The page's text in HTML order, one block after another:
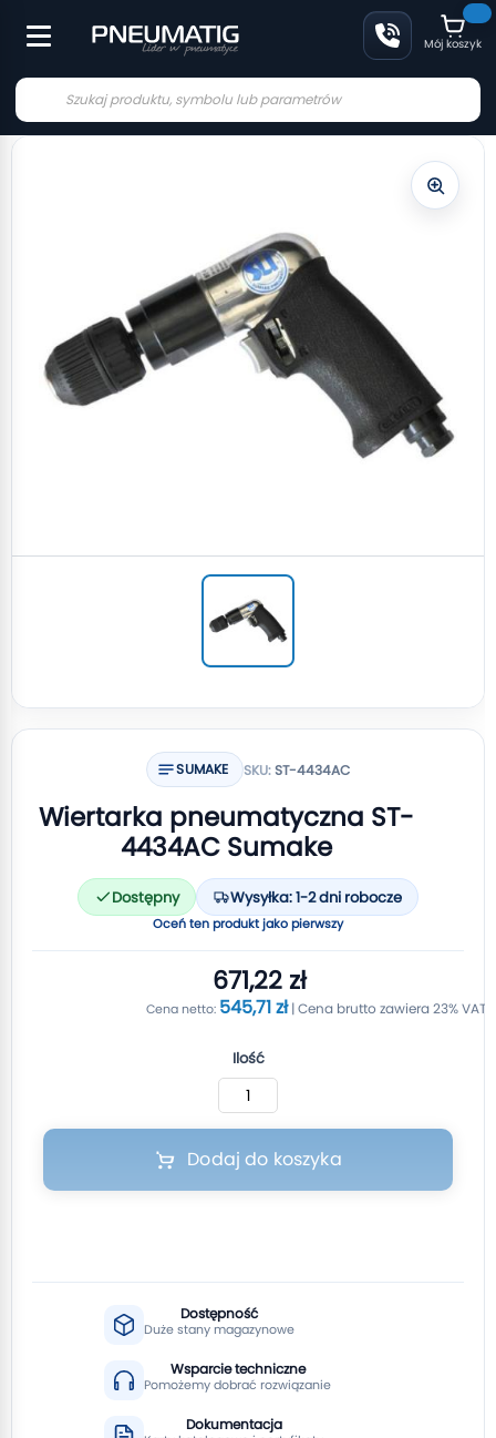
Mój koszyk
SUMAKE SKU:ST-4434AC
Wiertarka pneumatyczna ST-
4434AC Sumake
Dostępny Wysyłka: 1-2 dni robocze
Oceń ten produkt jako pierwszy
671,22 zł
545,71 zł
Ilość
Dodaj do koszyka
Dostępność
Duże stany magazynowe
Wsparcie techniczne
Pomożemy dobrać rozwiązanie
Dokumentacja